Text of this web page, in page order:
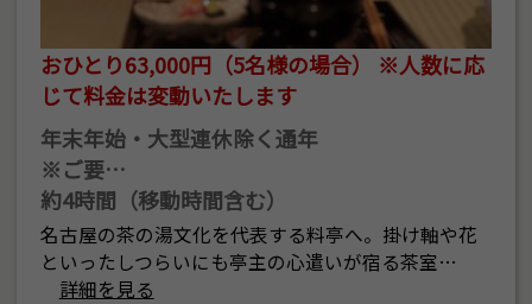
おひとり63,000円（5名様の場合） ※人数に応
じて料金は変動いたします
年末年始・大型連休除く通年
※ご要…
約4時間（移動時間含む）
名古屋の茶の湯文化を代表する料亭へ。掛け軸や花
といったしつらいにも亭主の心遣いが宿る茶室…
詳細を見る